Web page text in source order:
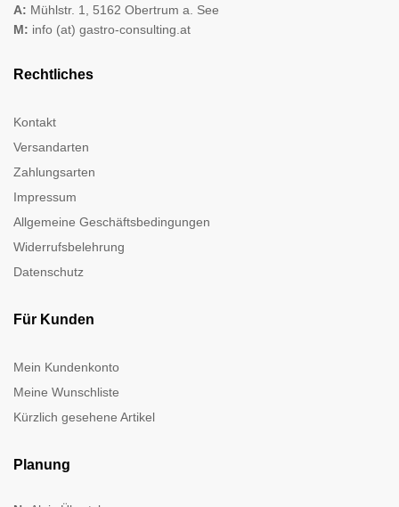
A: Mühlstr. 1, 5162 Obertrum a. See
M: info (at) gastro-consulting.at
Rechtliches
Kontakt
Versandarten
Zahlungsarten
Impressum
Allgemeine Geschäftsbedingungen
Widerrufsbelehrung
Datenschutz
Für Kunden
Mein Kundenkonto
Meine Wunschliste
Kürzlich gesehene Artikel
Planung